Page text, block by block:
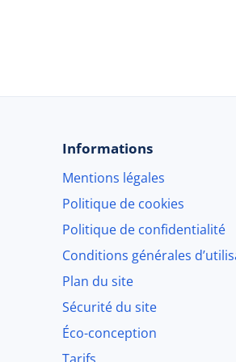
Informations
Mentions légales
Politique de cookies
Politique de confidentialité
Conditions générales
Plan du site
Sécurité du site
Éco-conception